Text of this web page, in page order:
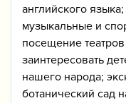
английского
музыкальные и
посещение
заинтересовать
нашего народа;
ботанический сад